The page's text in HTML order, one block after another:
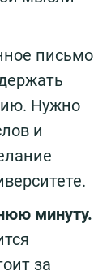
письмо
Нужно
и
минуту.
за